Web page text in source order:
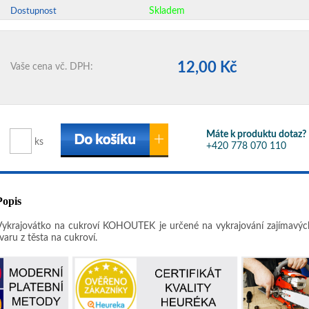
Dostupnost Skladem
Vaše cena vč. DPH: 12,00 Kč
ks
Máte k produktu dotaz?
+420 778 070 110
na cukroví KOHOUTEK je určené na vykrajování
z těsta na cukroví.